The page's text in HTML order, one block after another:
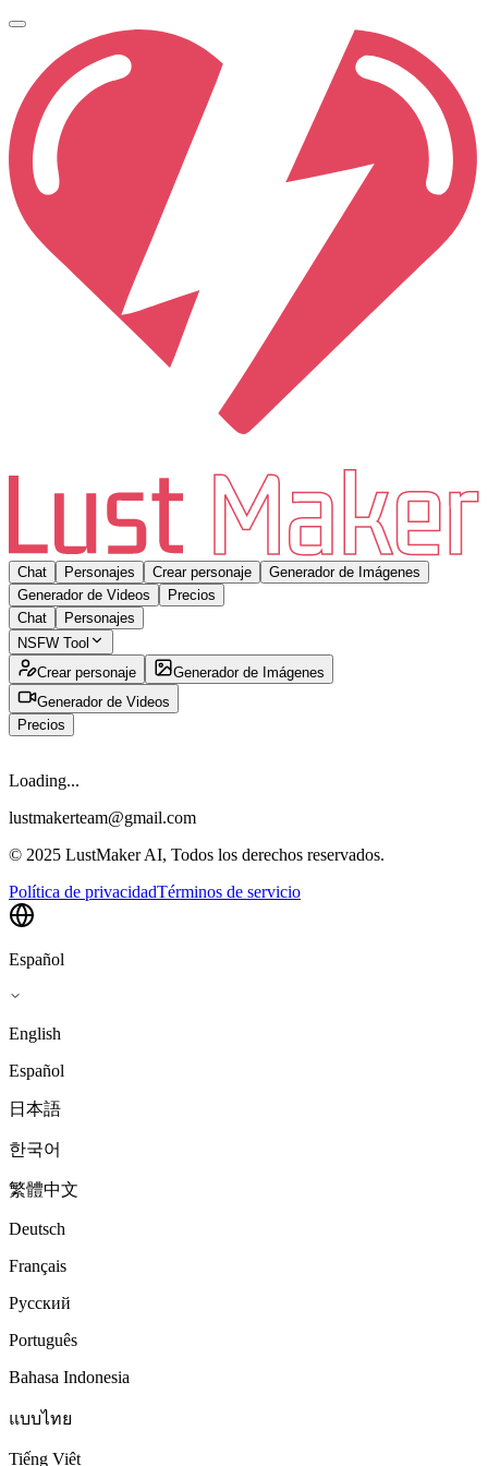
Chat Personajes Crear personaje
Generador de Imágenes
Generador de Videos
Precios
Chat
Personajes
NSFW Tool
Crear personaje
Generador de Imágenes
Generador de Videos
Precios
Loading...
lustmakerteam@gmail.com
© 2025 LustMaker AI, Todos los derechos reservados.
Política de privacidadTérminos de servicio
Español
English
Español
日本語
한국어
繁體中文
Deutsch
Français
Русский
Português
Bahasa Indonesia
แบบไทย
Tiếng Việt